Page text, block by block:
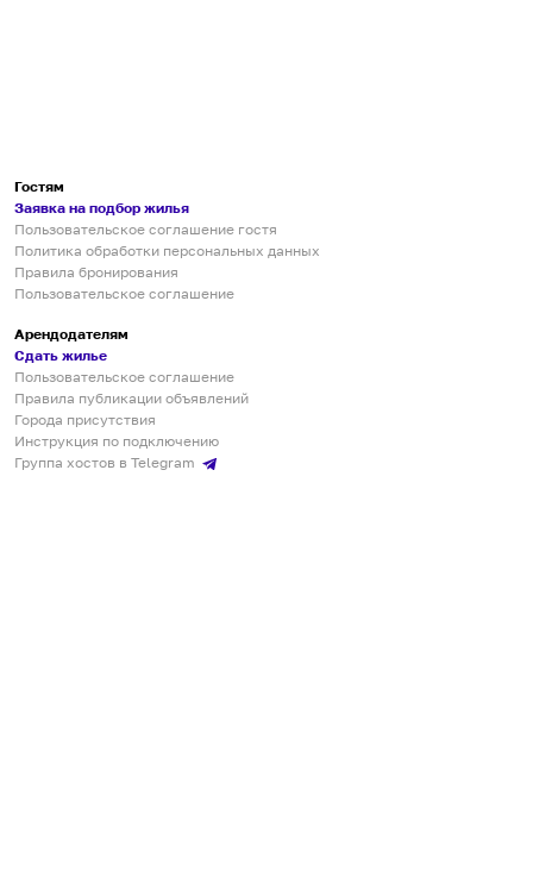
Гостям
Заявка на подбор жилья
Пользовательское соглашение гостя
Политика обработки персональных данных
Правила бронирования
Пользовательское соглашение
Арендодателям
Сдать жилье
Пользовательское соглашение
Правила публикации объявлений
Города присутствия
Инструкция по подключению
Группа хостов в Telegram